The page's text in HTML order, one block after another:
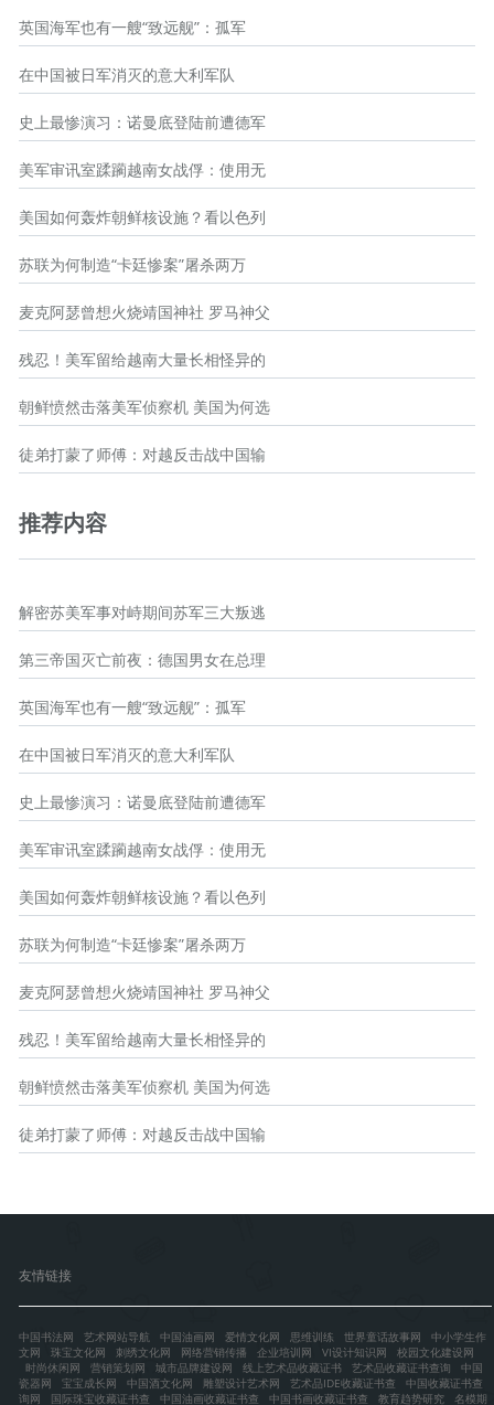
英国海军也有一艘“致远舰”：孤军
在中国被日军消灭的意大利军队
史上最惨演习：诺曼底登陆前遭德军
美军审讯室蹂躏越南女战俘：使用无
美国如何轰炸朝鲜核设施？看以色列
苏联为何制造“卡廷惨案”屠杀两万
麦克阿瑟曾想火烧靖国神社 罗马神父
残忍！美军留给越南大量长相怪异的
朝鲜愤然击落美军侦察机 美国为何选
徒弟打蒙了师傅：对越反击战中国输
推荐内容
解密苏美军事对峙期间苏军三大叛逃
第三帝国灭亡前夜：德国男女在总理
英国海军也有一艘“致远舰”：孤军
在中国被日军消灭的意大利军队
史上最惨演习：诺曼底登陆前遭德军
美军审讯室蹂躏越南女战俘：使用无
美国如何轰炸朝鲜核设施？看以色列
苏联为何制造“卡廷惨案”屠杀两万
麦克阿瑟曾想火烧靖国神社 罗马神父
残忍！美军留给越南大量长相怪异的
朝鲜愤然击落美军侦察机 美国为何选
徒弟打蒙了师傅：对越反击战中国输
友情链接
中国书法网 艺术网站导航 中国油画网 爱情文化网 思维训练 世界童话故事网
中小学生作
文网
珠宝文化网 刺绣文化网 网络营销传播 企业培训网 VI设计知识网
校园文化建设网
时尚休闲网
营销策划网 城市品牌建设网 线上艺术品收藏证书 艺术品收藏证书查询
中国
瓷器网
宝宝成长网 中国酒文化网 雕塑设计艺术网 艺术品IDE收藏证书查
中国收藏证书查
询网
国际珠宝收藏证书查 中国油画收藏证书查 中国书画收藏证书查 教育趋势研究 名模期